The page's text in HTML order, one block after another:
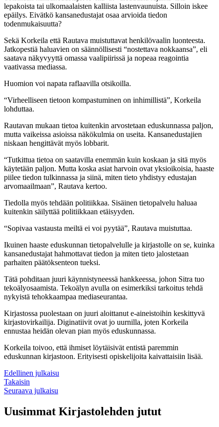
lepakoista tai ulkomaalaisten kalliista lastenvaunuista. Silloin iskee
epäilys. Eivätkö kansanedustajat osaa arvioida tiedon
todenmukaisuutta?
Sekä Korkeila että Rautava muistuttavat henkilövaalin luonteesta.
Jatkopestiä haluavien on säännöllisesti “nostettava nokkaansa”, eli
saatava näkyvyyttä omassa vaalipiirissä ja nopeaa reagointia
vaativassa mediassa.
Huomion voi napata raflaavilla otsikoilla.
“Virheelliseen tietoon kompastuminen on inhimillistä”, Korkeila
lohduttaa.
Rautavan mukaan tietoa kuitenkin arvostetaan eduskunnassa paljon,
mutta vaikeissa asioissa näkökulmia on useita. Kansanedustajien
niskaan hengittävät myös lobbarit.
“Tutkittua tietoa on saatavilla enemmän kuin koskaan ja sitä myös
käytetään paljon. Mutta koska asiat harvoin ovat yksioikoisia, haaste
piilee tiedon tulkinnassa ja siinä, miten tieto yhdistyy edustajan
arvomaailmaan”, Rautava kertoo.
Tiedolla myös tehdään politiikkaa. Sisäinen tietopalvelu haluaa
kuitenkin säilyttää politiikkaan etäisyyden.
“Sopivaa vastausta meiltä ei voi pyytää”, Rautava muistuttaa.
Ikuinen haaste eduskunnan tietopalvelulle ja kirjastolle on se, kuinka
kansanedustajat hahmottavat tiedon ja miten tieto jalostetaan
parhaiten päätöksenteon tueksi.
Tätä pohditaan juuri käynnistyneessä hankkeessa, johon Sitra tuo
tekoälyosaamista. Tekoälyn avulla on esimerkiksi tarkoitus tehdä
nykyistä tehokkaampaa mediaseurantaa.
Kirjastossa puolestaan on juuri aloittanut e-aineistoihin keskittyvä
kirjastovirkailija. Diginatiivit ovat jo uurnilla, joten Korkeila
ennustaa heidän olevan pian myös eduskunnassa.
Korkeila toivoo, että ihmiset löytäisivät entistä paremmin
eduskunnan kirjastoon. Erityisesti opiskelijoita kaivattaisiin lisää.
Edellinen julkaisu
Takaisin
Seuraava julkaisu
Uusimmat Kirjastolehden jutut